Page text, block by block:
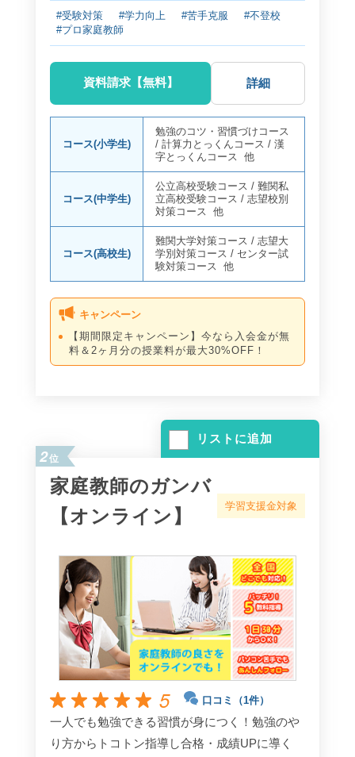
#受験対策 #学力向上 #苦手克服
#不登校
#プロ家庭教師
資料請求【無料】 詳細
コース(小学生)
勉強のコツ・習慣づけコース
/計算力とっくんコース /漢
字とっくんコース 他
コース(中学生)
公立高校受験コース /難関私
立高校受験コース /志望校別
対策コース 他
コース(高校生)
難関大学対策コース /志望大
学別対策コース /センター試
験対策コース 他
キャンペーン
【期間限定キャンペーン】今なら入会金が無
料＆2ヶ月分の授業料が最大30%OFF！
リストに追加
2位
家庭教師のガンバ
【オンライン】
学習支援金対象
5 口コミ（1件）
一人でも勉強できる習慣が身につく！勉強のや
り方からトコトン指導し合格・成績UPに導く